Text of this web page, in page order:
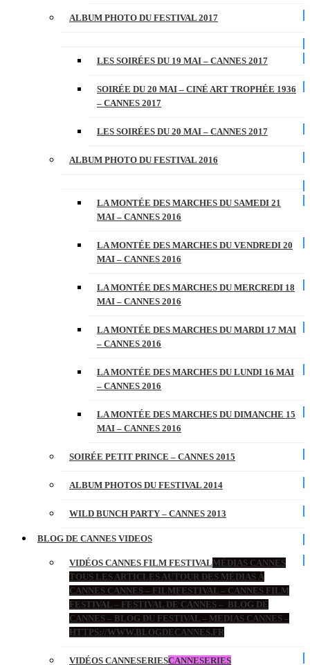
ALBUM PHOTO DU FESTIVAL 2017
LES SOIRÉES DU 19 MAI – CANNES 2017
SOIRÉE DU 20 MAI – CINÉ ART TROPHÉE 1936
– CANNES 2017
LES SOIRÉES DU 20 MAI – CANNES 2017
ALBUM PHOTO DU FESTIVAL 2016
LA MONTÉE DES MARCHES DU SAMEDI 21
MAI – CANNES 2016
LA MONTÉE DES MARCHES DU VENDREDI 20
MAI – CANNES 2016
LA MONTÉE DES MARCHES DU MERCREDI 18
MAI – CANNES 2016
LA MONTÉE DES MARCHES DU MARDI 17 MAI
– CANNES 2016
LA MONTÉE DES MARCHES DU LUNDI 16 MAI
– CANNES 2016
LA MONTÉE DES MARCHES DU DIMANCHE 15
MAI – CANNES 2016
SOIRÉE PETIT PRINCE – CANNES 2015
ALBUM PHOTOS DU FESTIVAL 2014
WILD BUNCH PARTY – CANNES 2013
BLOG DE CANNES VIDEOS
VIDÉOS CANNES FILM FESTIVALMÉDIAS CANNES
TOUS LES ARTICLES AUTOUR DES MÉDIAS À
CANNES CANNES – FILMFESTIVAL – CANNES FILM
FESTIVAL – FESTIVAL DE CANNES – BLOG DE
CANNES – BLOG DU FESTIVAL – MEDIAS CANNES –
HTTPS://WWW.BLOGDECANNES.FR
VIDÉOS CANNESERIESCANNESERIES